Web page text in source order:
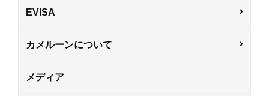
EVISA
カメルーンについて
メディア